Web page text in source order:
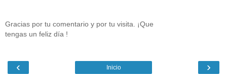
Gracias por tu comentario y por tu visita. ¡Que
tengas un feliz día !
‹ ›
Inicio